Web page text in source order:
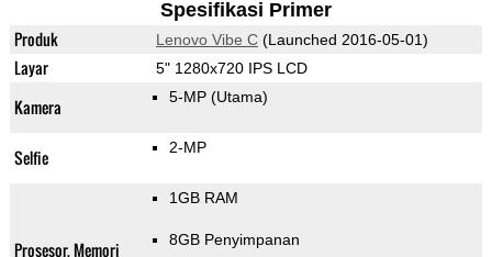
Spesifikasi Primer
Produk Lenovo Vibe C(Launched 2016-05-01)
Layar 5" 1280x720 IPS LCD
Kamera 5-MP (Utama)
Selfie 2-MP
Prosesor, Memori
1GB RAM
8GB Penyimpanan